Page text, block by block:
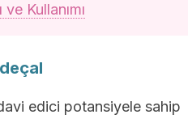
Kullanımı
edici potansiyele sahip